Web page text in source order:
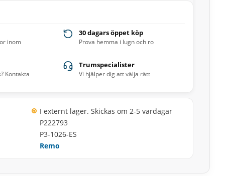
inom
30 dagars öppet köp
Prova hemma i lugn och ro
Kontakta
Trumspecialister
Vi hjälper dig att välja rätt
I externt lager. Skickas om 2-5 vardagar
P222793
P3-1026-ES
Remo